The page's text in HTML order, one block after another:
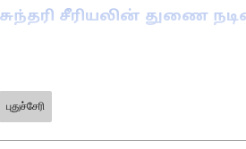
சுந்தரி சீரியலின் துணை
ABOUT THE AUTHOR
Rsiva kumar
புதுச்சேரி